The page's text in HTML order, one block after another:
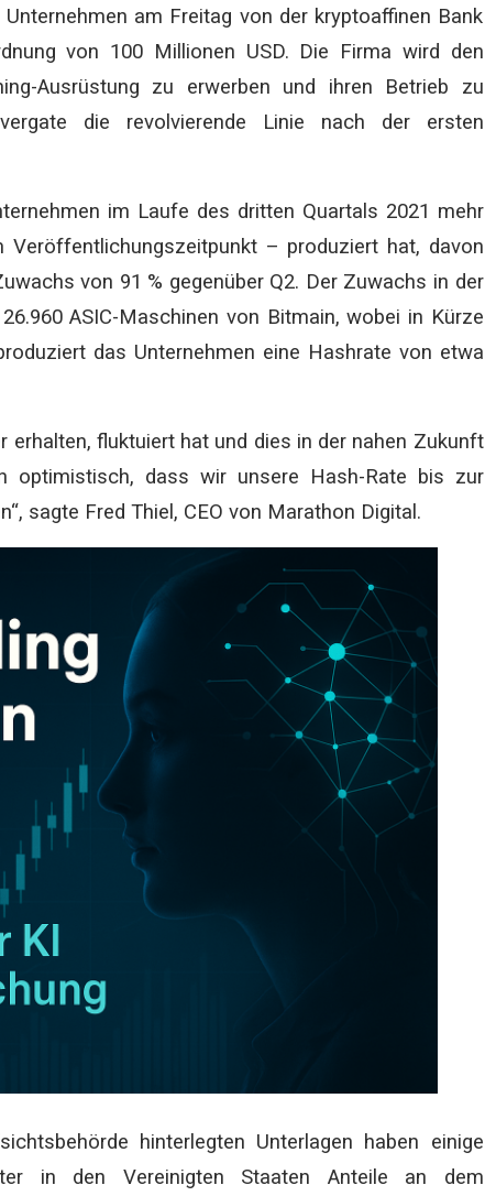
am Freitag von der kryptoaffinen Bank
von 100 Millionen USD. Die Firma wird den
Ausrüstung zu erwerben und ihren Betrieb zu
die revolvierende Linie nach der ersten
im Laufe des dritten Quartals 2021 mehr
– produziert hat, davon
von 91 % gegenüber Q2. Der Zuwachs in der
ASIC-Maschinen von Bitmain, wobei in Kürze
das Unternehmen eine Hashrate von etwa
erhalten, fluktuiert hat und dies in der nahen Zukunft
optimistisch, dass wir unsere Hash-Rate bis zur
sagte Fred Thiel, CEO von Marathon Digital.
hinterlegten Unterlagen haben einige
in den Vereinigten Staaten Anteile an dem